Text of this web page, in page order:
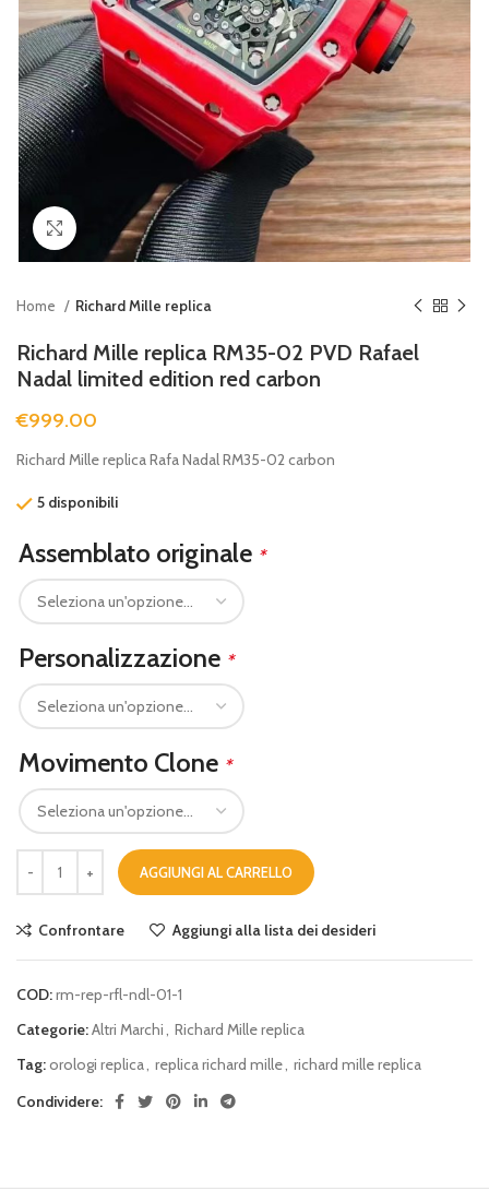
Clicca per ingrandire
Home Richard Mille replica
Richard Mille replica RM35-02 PVD Rafael
Nadal limited edition red carbon
€999.00
Richard Mille replica Rafa Nadal RM35-02 carbon
5 disponibili
Assemblato originale *
Personalizzazione *
Movimento Clone *
AGGIUNGI AL CARRELLO
Confrontare Aggiungi alla lista dei desideri
COD:rm-rep-rfl-ndl-01-1
Categorie:Altri Marchi
Richard Mille replica
Tag:orologi replica replica richard mille richard mille replica
Condividere: